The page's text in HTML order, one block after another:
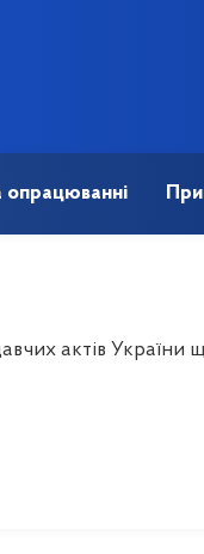
опрацюванні
актів України